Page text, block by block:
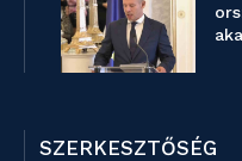
SZERKESZTŐSÉG